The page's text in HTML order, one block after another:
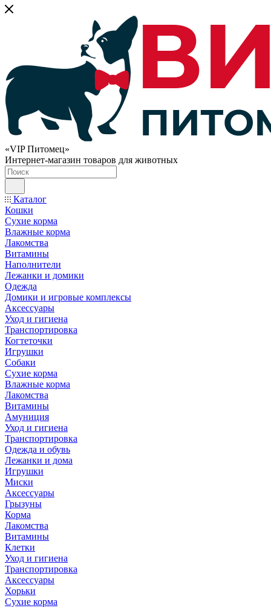
«VIP Питомец»
Интернет-магазин товаров для животных
Каталог
Кошки
Сухие корма
Влажные корма
Лакомства
Витамины
Наполнители
Лежанки и домики
Одежда
Домики и игровые комплексы
Аксессуары
Уход и гигиена
Транспортировка
Когтеточки
Игрушки
Собаки
Сухие корма
Влажные корма
Лакомства
Витамины
Амуниция
Уход и гигиена
Транспортировка
Одежда и обувь
Лежанки и дома
Игрушки
Миски
Аксессуары
Грызуны
Корма
Лакомства
Витамины
Клетки
Уход и гигиена
Транспортировка
Аксессуары
Хорьки
Сухие корма